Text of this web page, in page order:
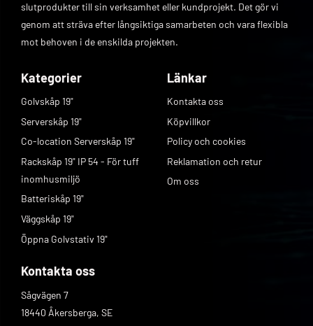
slutprodukter till sin verksamhet eller kundprojekt. Det gör vi
genom att sträva efter långsiktiga samarbeten och vara flexibla
mot behoven i de enskilda projekten.
Kategorier
Golvskåp 19"
Serverskåp 19"
Co-location Serverskåp 19"
Rackskåp 19" IP 54 - För tuff
inomhusmiljö
Batteriskåp 19"
Väggskåp 19"
Öppna Golvstativ 19"
Länkar
Kontakta oss
Köpvillkor
Policy och cookies
Reklamation och retur
Om oss
Kontakta oss
Sågvägen 7
18440 Åkersberga, SE